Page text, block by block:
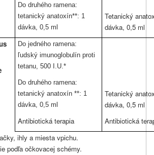
Do druhého ramena:
tetanický anatoxín**: 1
dávka, 0,5 ml
Tetanický
dávka, 0,5 ml
Do jedného ramena:
ľudský imunoglobulín proti
tetanu, 500 I.U.*
Do druhého ramena:
tetanický anatoxín **: 1
dávka, 0,5 ml
Tetanický
dávka, 0,5 ml
Antibiotická terapia
Antibiotická
ihly a miesta vpichu.
podľa očkovacej schémy.